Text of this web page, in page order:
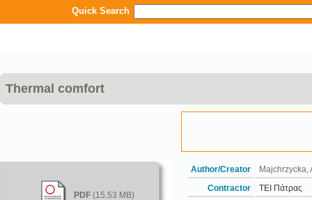
Quick Search
Thermal comfort
PDF (15.53 MB)
Author/Creator Majchrzycka,
Contractor ΤΕΙ Πάτρας